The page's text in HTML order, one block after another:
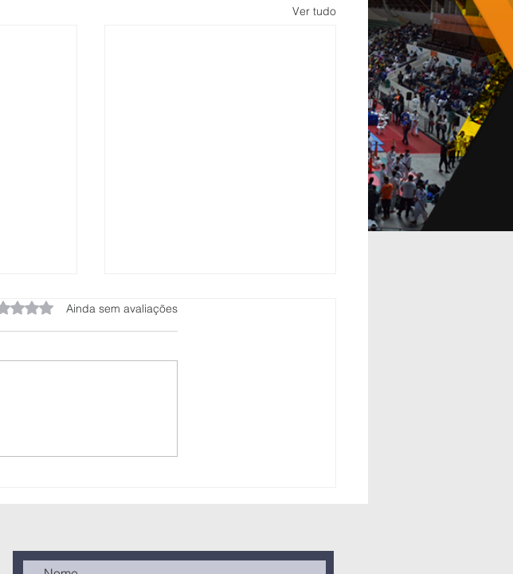
Ver tudo
de
do
no Campeonato
2025)
com 0 de 5 estrelas.
Ainda sem avaliações